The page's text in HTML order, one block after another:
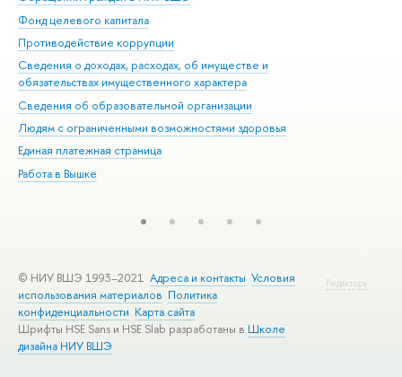
Фонд целевого капитала
Противодействие коррупции
Сведения о доходах, расходах, об имуществе и
обязательствах имущественного характера
Сведения об образовательной организации
Людям с ограниченными возможностями здоровья
Единая платежная страница
Работа в Вышке
Редактору
© НИУ ВШЭ 1993–2021 Адреса и контакты Условия
использования материалов Политика
конфиденциальности Карта сайта
Шрифты HSE Sans и HSE Slab разработаны в Школе
дизайна НИУ ВШЭ